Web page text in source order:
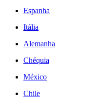
Espanha
Itália
Alemanha
Chéquia
México
Chile